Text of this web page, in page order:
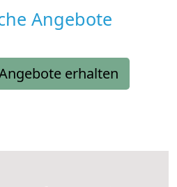
Angebote
erhalten